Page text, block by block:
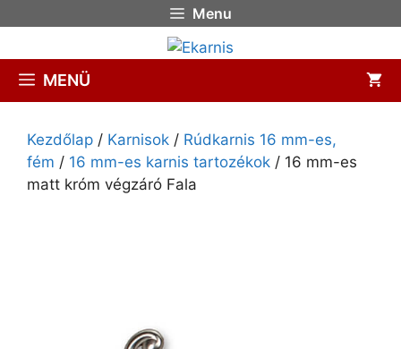
Menu
MENÜ
Kezdőlap / Karnisok / Rúdkarnis 16 mm-es,
fém / 16 mm-es karnis tartozékok / 16 mm-es
matt króm végzáró Fala